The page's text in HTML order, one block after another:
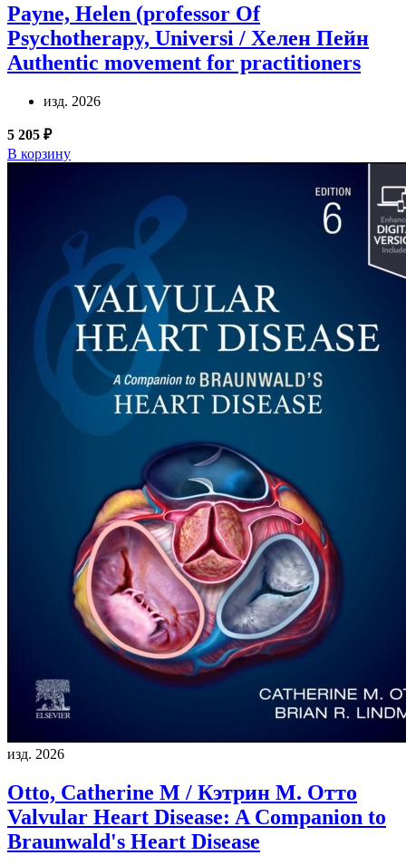
Payne, Helen (professor Of
Psychotherapy, Universi / Хелен Пейн
Authentic movement for practitioners
изд. 2026
5 205 ₽
В корзину
изд. 2026
Otto, Catherine M / Кэтрин М. Отто
Valvular Heart Disease: A Companion to
Braunwald's Heart Disease